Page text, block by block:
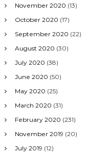
November 2020 (13)
October 2020 (17)
September 2020 (22)
August 2020 (30)
July 2020 (38)
June 2020 (50)
May 2020 (25)
March 2020 (31)
February 2020 (231)
November 2019 (20)
July 2019 (12)